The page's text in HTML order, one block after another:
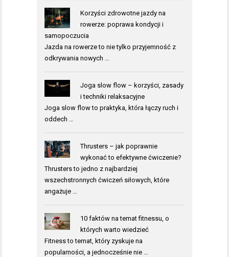
Korzyści zdrowotne jazdy na
rowerze: poprawa kondycji i
samopoczucia
Jazda na rowerze to nie tylko przyjemność z
odkrywania nowych …
Joga slow flow – korzyści, zasady
i techniki relaksacyjne
Joga slow flow to praktyka, która łączy ruch i
oddech …
Thrusters – jak poprawnie
wykonać to efektywne ćwiczenie?
Thrusters to jedno z najbardziej
wszechstronnych ćwiczeń siłowych, które
angażuje …
10 faktów na temat fitnessu, o
których warto wiedzieć
Fitness to temat, który zyskuje na
popularności, a jednocześnie nie …